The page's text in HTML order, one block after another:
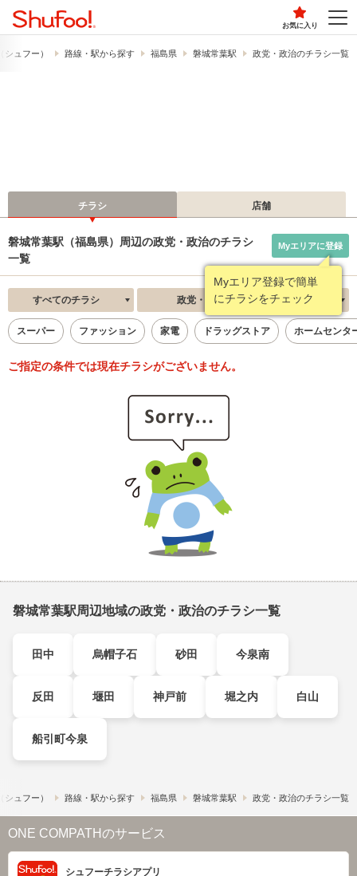
お気に入り
ュフー） 路線・駅から探す 福島県 磐城常葉駅 政党・政治のチラシ一覧
チラシ 店舗
磐城常葉駅（福島県）周辺の政党・政治のチラシ
一覧
Myエリア登録で簡単
にチラシをチェック
Myエリアに登録
すべてのチラシ 政党・政治 新着順
スーパー ファッション 家電 ドラッグストア ホームセンタ
ご指定の条件では現在チラシがございません。
磐城常葉駅周辺地域の政党・政治のチラシ一覧
田中 烏帽子石 砂田 今泉南
反田 堰田 神戸前 堀之内 白山
船引町今泉
ュフー） 路線・駅から探す 福島県 磐城常葉駅 政党・政治のチラシ一覧
ONE COMPATHのサービス
シュフーチラシアプリ